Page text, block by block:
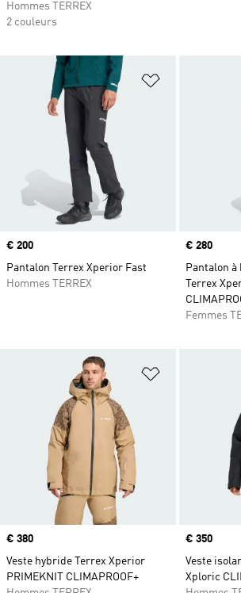
Hommes TERREX
2 couleurs
Ajouter à la
Prix
€ 200
Pantalon Terrex Xperior Fast
Hommes TERREX
Prix
€ 280
Pantalon
Terrex
Femmes
Ajouter à la
Prix
€ 380
Veste hybride Terrex Xperior
PRIMEKNIT CLIMAPROOF+
Prix
€ 350
Veste
Xploric